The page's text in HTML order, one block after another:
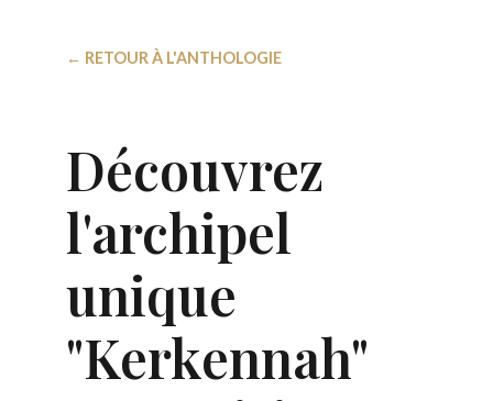
← RETOUR À L'ANTHOLOGIE
Découvrez
l'archipel
unique
"Kerkennah"